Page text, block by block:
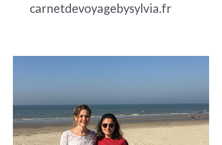
carnetdevoyagebysylvia.fr
voyages